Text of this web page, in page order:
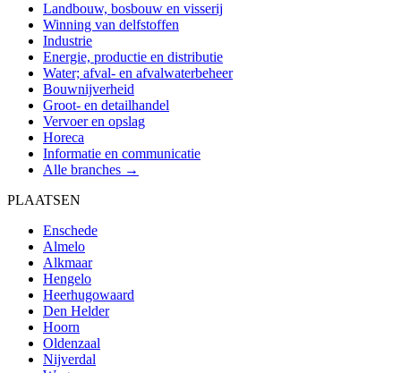
Landbouw, bosbouw en visserij
Winning van delfstoffen
Industrie
Energie, productie en distributie
Water; afval- en afvalwaterbeheer
Bouwnijverheid
Groot- en detailhandel
Vervoer en opslag
Horeca
Informatie en communicatie
Alle branches →
PLAATSEN
Enschede
Almelo
Alkmaar
Hengelo
Heerhugowaard
Den Helder
Hoorn
Oldenzaal
Nijverdal